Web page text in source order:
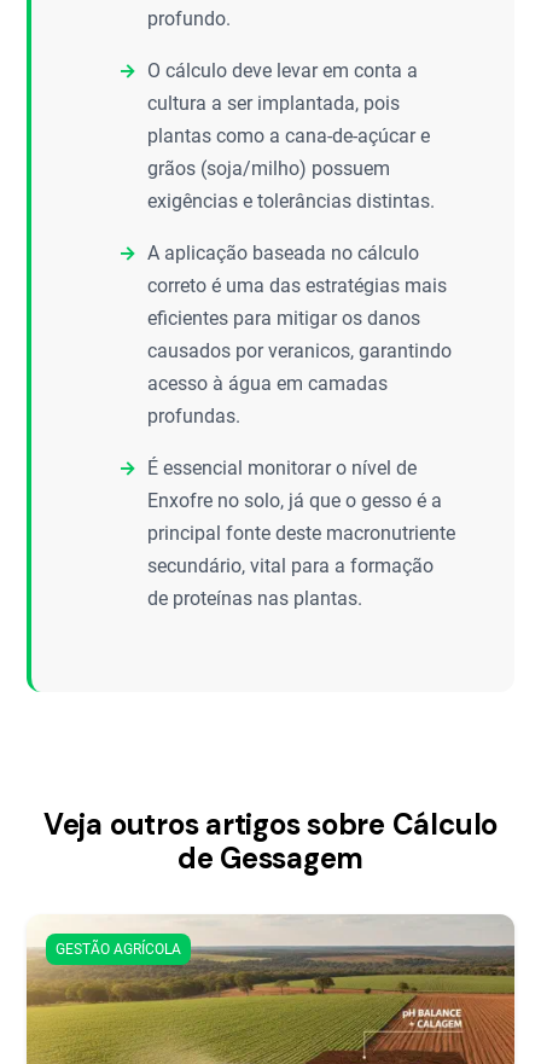
profundo.
O cálculo deve levar em conta a
cultura a ser implantada, pois
plantas como a cana-de-açúcar e
grãos (soja/milho) possuem
exigências e tolerâncias distintas.
A aplicação baseada no cálculo
correto é uma das estratégias mais
eficientes para mitigar os danos
causados por veranicos, garantindo
acesso à água em camadas
profundas.
É essencial monitorar o nível de
Enxofre no solo, já que o gesso é a
principal fonte deste macronutriente
secundário, vital para a formação
de proteínas nas plantas.
Veja outros artigos sobre Cálculo
de Gessagem
GESTÃO AGRÍCOLA